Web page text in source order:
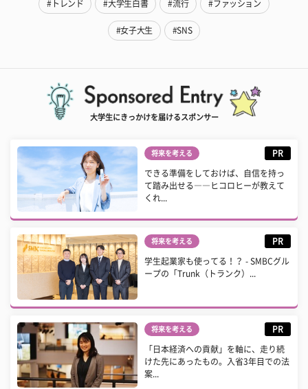
#トレンド #大学生白書 #流行 #ファッション
#女子大生 #SNS
大学生にきっかけを届けるスポンサー
将来を考える PR
できる準備をしておけば、自信を持っ
て踏み出せる――ヒコロヒーが教えて
くれ...
将来を考える PR
学生起業家も使ってる！？ - SMBCグル
ープの「Trunk（トランク）...
将来を考える PR
「日本経済への貢献」を軸に、走り続
けた先にあったもの。入省3年目での法
案...